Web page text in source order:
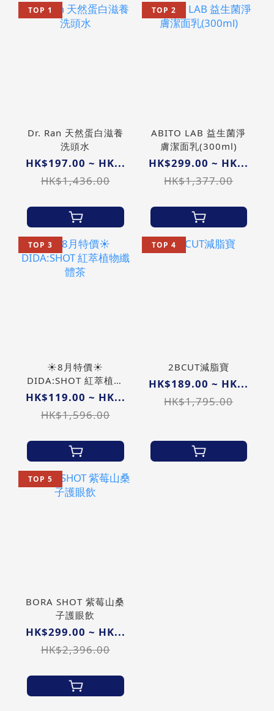
TOP 1
Dr. Ran 天然蛋白滋養
洗頭水
HK$197.00 ~ HK...
HK$1,436.00
TOP 2
ABITO LAB 益生菌淨
膚潔面乳(300ml)
HK$299.00 ~ HK...
HK$1,377.00
TOP 3
☀️8月特價☀️
DIDA:SHOT 紅萃植物
纖體茶
HK$119.00 ~ HK...
HK$1,596.00
TOP 4
2BCUT減脂寶
HK$189.00 ~ HK...
HK$1,795.00
TOP 5
BORA SHOT 紫莓山桑
子護眼飲
HK$299.00 ~ HK...
HK$2,396.00